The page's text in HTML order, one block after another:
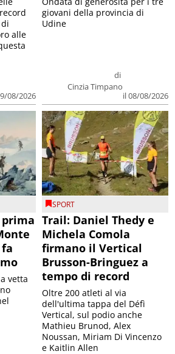
08/2026
alle
di
Cinzia Timpano
il 08/08/2026
giovani della provincia di
Udine
prima
vetta
SPORT
Trail: Daniel Thedy e
Michela Comola
firmano il Vertical
Brusson-Bringuez a
tempo di record
Oltre 200 atleti al via
dell'ultima tappa del Défì
Vertical, sul podio anche
Mathieu Brunod, Alex
Noussan, Miriam Di Vincenzo
e Kaitlin Allen